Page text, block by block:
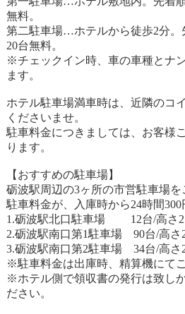
無料。
第二駐車場…ホテルから徒歩2分。
20台無料。
※チェックイン時、車の車種とナ
ます。
ホテル駐車場満車時は、近隣のコ
くださいませ。
駐車料金につきましては、お客様
ります。
【おすすめの駐車場】
砺波駅周辺の3ヶ所の市営駐車場を
駐車料金が、入庫時から24時間300
1.砺波駅北口駐車場 12台/高さ
2.砺波駅南口第1駐車場 90台/高
3.砺波駅南口第2駐車場 34台/高さ
※駐車料金は出庫時、精算機にて
※ホテル側で領収書の発行は致し
ださい。